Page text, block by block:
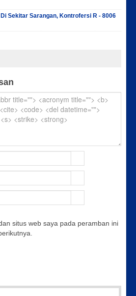
Sekitar Sarangan, Kontrofersi R - 8006
situs web saya pada peramban ini